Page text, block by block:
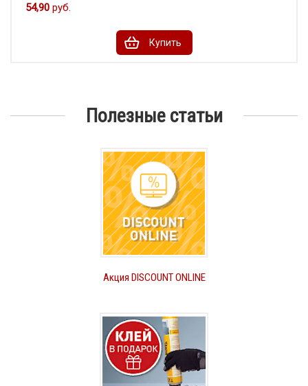
54,90 руб.
Купить
Полезные статьи
Акция DISCOUNT ONLINE